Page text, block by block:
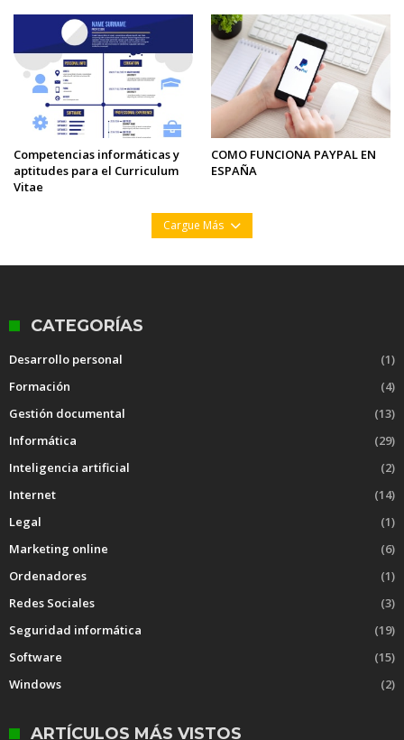
Competencias informáticas y
aptitudes para el Curriculum
Vitae
COMO FUNCIONA PAYPAL EN
ESPAÑA
Cargue Más
CATEGORÍAS
Desarrollo personal
(1)
Formación
(4)
Gestión documental
(13)
Informática
(29)
Inteligencia artificial
(2)
Internet
(14)
Legal
(1)
Marketing online
(6)
Ordenadores
(1)
Redes Sociales
(3)
Seguridad informática
(19)
Software
(15)
Windows
(2)
ARTÍCULOS MÁS VISTOS